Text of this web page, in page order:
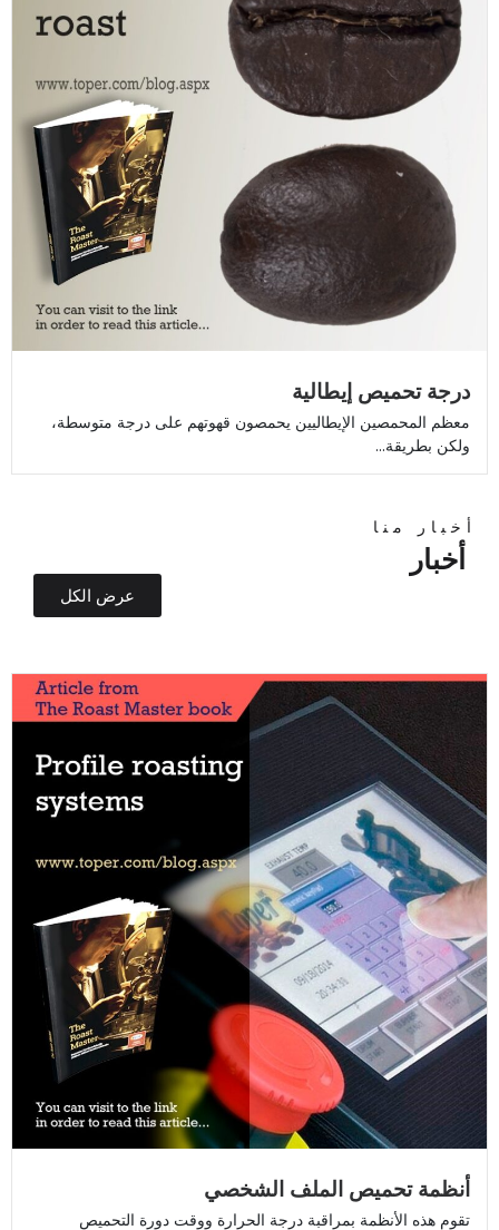
درجة تحميص إيطالية
معظم المحمصين الإيطاليين يحمصون قهوتهم على درجة متوسطة،
ولكن بطريقة...
أخبار منا
أخبار
عرض الكل
أنظمة تحميص الملف الشخصي
تقوم هذه الأنظمة بمراقبة درجة الحرارة ووقت دورة التحميص